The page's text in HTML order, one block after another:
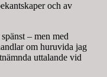
och av
– men med
om huruvida jag
uttalande vid